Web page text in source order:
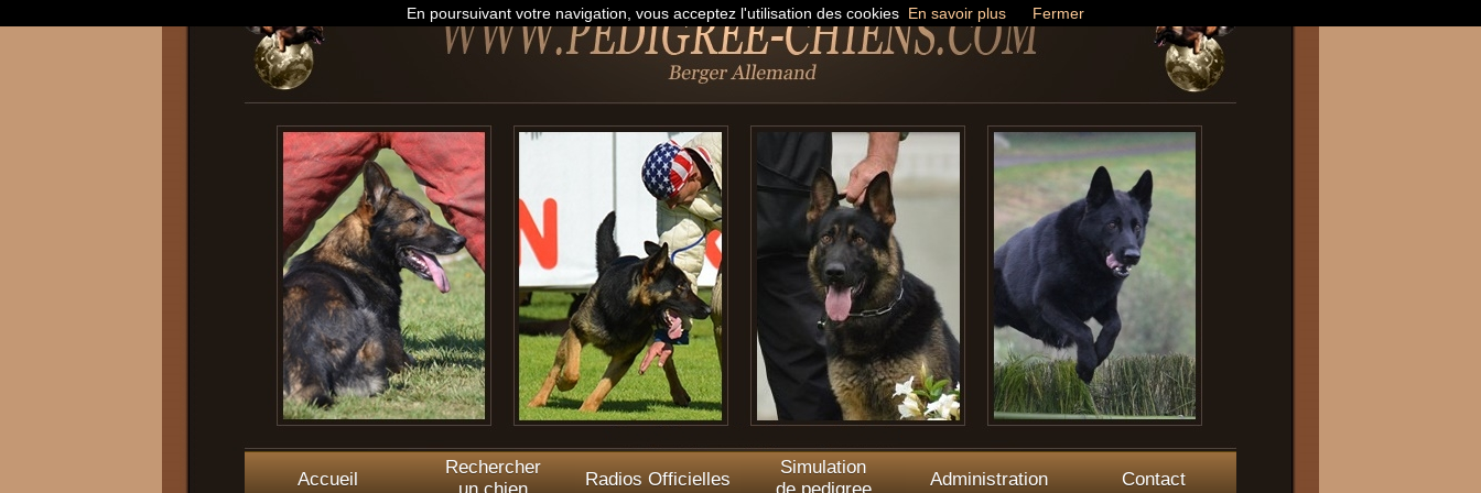
Accueil
Rechercher
Radios Officielles
Simulation
Administration Contact
En poursuivant votre navigation, vous acceptez l'utilisation des cookies En savoir plus Fermer